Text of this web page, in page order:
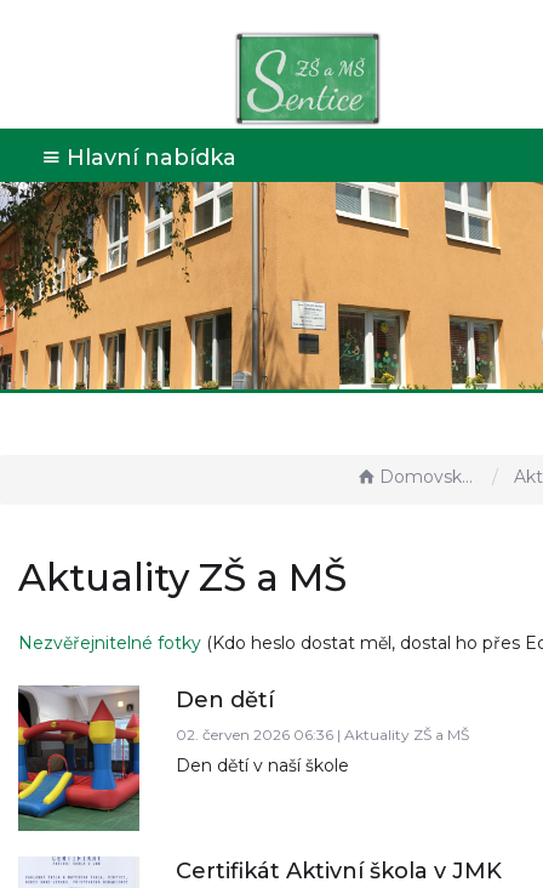
Hlavní nabídka
Domovská stránka
Aktuality ZŠ a MŠ
Nezvěřejnitelné fotky (Kdo heslo dostat měl, dostal ho přes
Den dětí
02. červen 2026 06:36 | Aktuality ZŠ a MŠ
Den dětí v naší škole
Certifikát Aktivní škola v JMK